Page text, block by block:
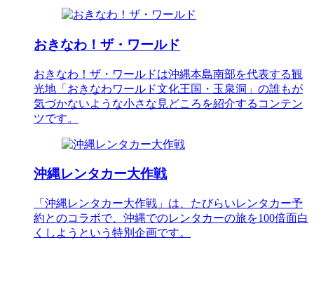
おきなわ！ザ・ワールド
おきなわ！ザ・ワールドは沖縄本島南部を代表する観
光地「おきなわワールド文化王国・玉泉洞」の誰もが
気づかないような小さな見どころを紹介するコンテン
ツです。
沖縄レンタカー大作戦
「沖縄レンタカー大作戦」は、たびらいレンタカー予
約とのコラボで、沖縄でのレンタカーの旅を100倍面白
くしようという特別企画です。